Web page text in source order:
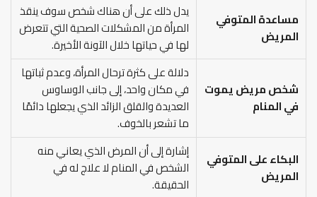
مساعدة المتوفي
المريض
يدل ذلك على أن هناك شخص سوف ينقذ
المرأة من المشكلات الصحية التي تتعرض
لها في حياتها خلال الآونة الأخيرة.
شخص مريض يموت
في المنام
دلالة على كثرة ترحال المرأة، وعدم ثباتها
في مكان واحد، إلى جانب الوساوس
العديدة والقلق الزائد الذي يجعلها دائمًا
ما تشعر بالخوف.
البكاء على المتوفي
المريض
إشارة إلى أن المرض الذي يعاني منه
الشخص في المنام لا علاج له في
الحقيقة.